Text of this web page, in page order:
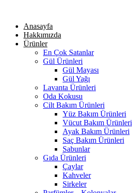
Anasayfa
Hakkımızda
Ürünler
En Çok Satanlar
Gül Ürünleri
Gül Mayası
Gül Yağı
Lavanta Ürünleri
Oda Kokusu
Cilt Bakım Ürünleri
Yüz Bakım Ürünleri
Vücut Bakım Ürünleri
Ayak Bakım Ürünleri
Saç Bakım Ürünleri
Sabunlar
Gıda Ürünleri
Çaylar
Kahveler
Sirkeler